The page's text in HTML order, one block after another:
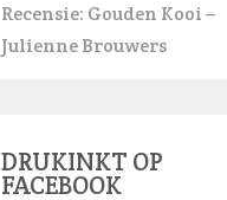
Recensie: Gouden Kooi –
Julienne Brouwers
DRUKINKT OP
FACEBOOK